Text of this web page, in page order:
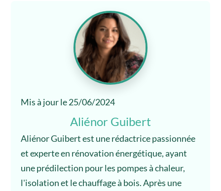
Mis à jour le 25/06/2024
Aliénor Guibert
Aliénor Guibert est une rédactrice passionnée
et experte en rénovation énergétique, ayant
une prédilection pour les pompes à chaleur,
l'isolation et le chauffage à bois. Après une